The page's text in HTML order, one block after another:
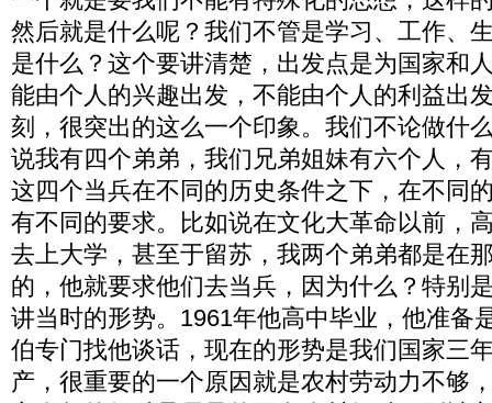
然后就是什么呢？我们不管是学习、工作、
是什么？这个要讲清楚，出发点是为国家和
能由个人的兴趣出发，不能由个人的利益出
刻，很突出的这么一个印象。我们不论做什
说我有四个弟弟，我们兄弟姐妹有六个人，
这四个当兵在不同的历史条件之下，在不同
有不同的要求。比如说在文化大革命以前，
去上大学，甚至于留苏，我两个弟弟都是在
的，他就要求他们去当兵，因为什么？特别
讲当时的形势。1961年他高中毕业，他准备
伯专门找他谈话，现在的形势是我们国家三
产，很重要的一个原因就是农村劳动力不够